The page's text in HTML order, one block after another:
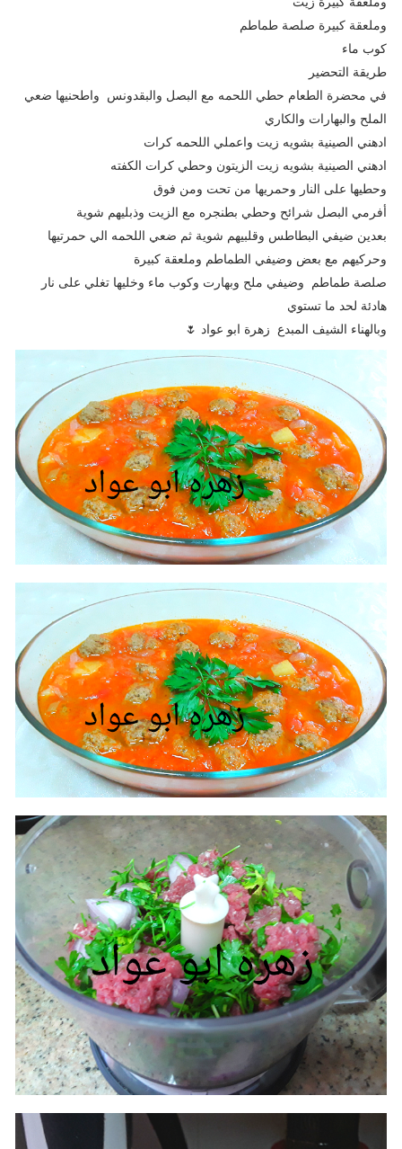
وملعقة كبيرة صلصة طماطم
كوب ماء
طريقة التحضير
في محضرة الطعام حطي اللحمه مع البصل والبقدونس واطحنيها ضعي
الملح والبهارات والكاري
ادهني الصينية بشويه زيت واعملي اللحمه كرات
ادهني الصينية بشويه زيت الزيتون وحطي كرات الكفته
وحطيها على النار وحمريها من تحت ومن فوق
أفرمي البصل شرائح وحطي بطنجره مع الزيت وذبليهم شوية
بعدين ضيفي البطاطس وقلبيهم شوية ثم ضعي اللحمه الي حمرتيها
وحركيهم مع بعض وضيفي الطماطم وملعقة كبيرة
صلصة طماطم وضيفي ملح وبهارت وكوب ماء وخليها تغلي على نار
هادئة لحد ما تستوي
وبالهناء الشيف المبدع زهرة ابو عواد 🌷